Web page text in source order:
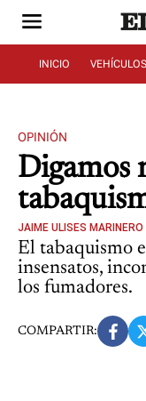
INICIO VEHÍCULOS
OPINIÓN
Digamos
JAIME ULISES MARINERO
El tabaquismo
insensatos,
los fumadores.
COMPARTIR: